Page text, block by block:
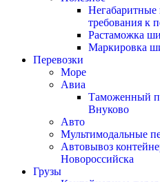
Негабаритные
требования к
Растаможка
Маркировка
Перевозки
Море
Авиа
Таможенный
Внуково
Авто
Мультимодальные
Автовывоз
Новороссийска
Грузы